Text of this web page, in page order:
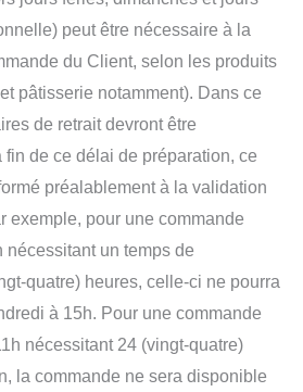
peut être nécessaire à la
du Client, selon les produits
pâtisserie notamment). Dans ce
de retrait devront être
de ce délai de préparation, ce
préalablement à la validation
exemple, pour une commande
un temps de
quatre) heures, celle-ci ne pourra
à 15h. Pour une commande
nécessitant 24 (vingt-quatre)
la commande ne sera disponible